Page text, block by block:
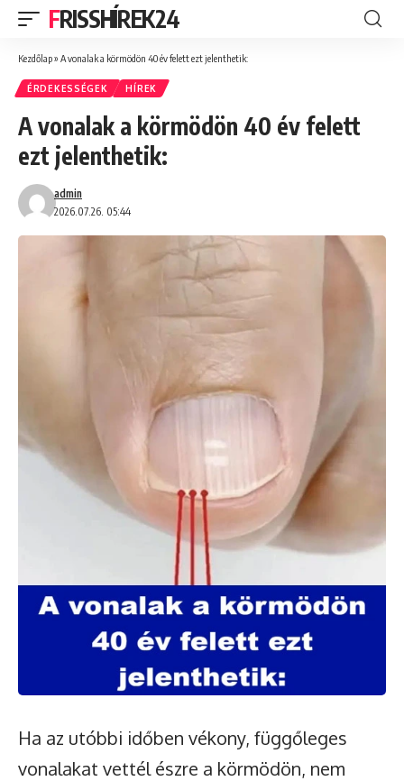
FRISSHÍREK24
Kezdőlap» A vonalak a körmödön 40 év felett ezt jelenthetik:
ÉRDEKESSÉGEK HÍREK
A vonalak a körmödön 40 év felett
ezt jelenthetik:
2026.07.26. 05:44
admin
Ha az utóbbi időben vékony, függőleges
vonalakat vettél észre a körmödön, nem